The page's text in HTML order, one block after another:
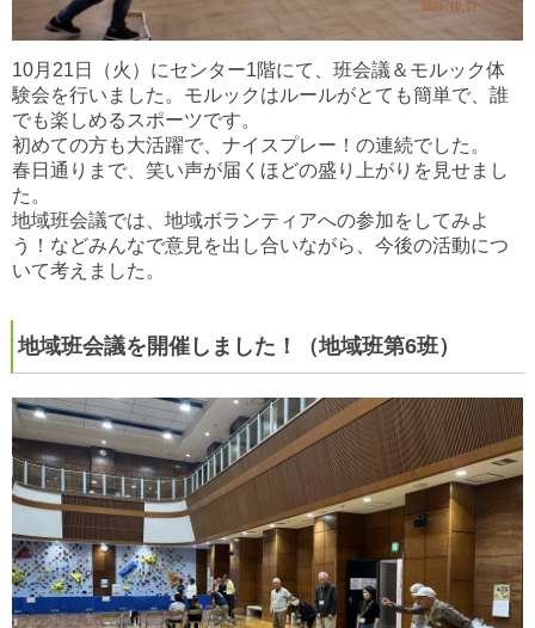
10月21日（火）にセンター1階にて、班会議＆モルック体
験会を行いました。モルックはルールがとても簡単で、誰
でも楽しめるスポーツです。
初めての方も大活躍で、ナイスプレー！の連続でした。
春日通りまで、笑い声が届くほどの盛り上がりを見せまし
た。
地域班会議では、地域ボランティアへの参加をしてみよ
う！などみんなで意見を出し合いながら、今後の活動につ
いて考えました。
地域班会議を開催しました！（地域班第6班）